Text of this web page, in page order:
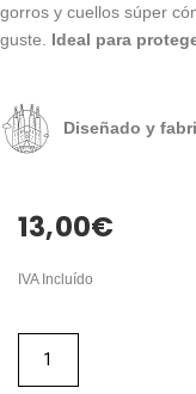
gorros y cuellos súper
guste.
Ideal para
Diseñado y
13,00€
IVA Incluído